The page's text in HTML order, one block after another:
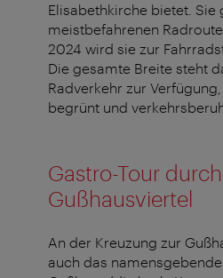
Elisabethkirche bietet. Sie
meistbefahrenen
2024 wird sie zur
Die gesamte Breite steht
Radverkehr zur
begrünt und
Gastro-Tour
Gußhausviertel
An der Kreuzung zur
auch das